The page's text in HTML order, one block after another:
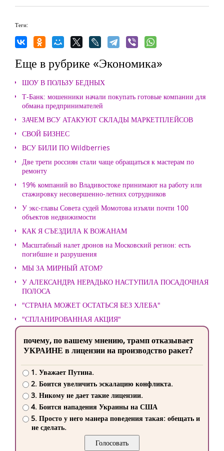
Теги:
Еще в рубрике «Экономика»
ШОУ В ПОЛЬЗУ БЕДНЫХ
Т-Банк: мошенники начали покупать готовые компании для
обмана предпринимателей
ЗАЧЕМ ВСУ АТАКУЮТ СКЛАДЫ МАРКЕТПЛЕЙСОВ
СВОЙ БИЗНЕС
ВСУ БИЛИ ПО Wildberries
Две трети россиян стали чаще обращаться к мастерам по
ремонту
19% компаний во Владивостоке принимают на работу или
стажировку несовершенно-летних сотрудников
У экс-главы Совета судей Момотова изъяли почти 100
объектов недвижимости
КАК Я СЪЕЗДИЛА К ВОЖАНАМ
Масштабный налет дронов на Московский регион: есть
погибшие и разрушения
МЫ ЗА МИРНЫЙ АТОМ?
У АЛЕКСАНДРА НЕРАДЬКО НАСТУПИЛА ПОСАДОЧНАЯ
ПОЛОСА
"СТРАНА МОЖЕТ ОСТАТЬСЯ БЕЗ ХЛЕБА"
"СПЛАНИРОВАННАЯ АКЦИЯ"
почему, по вашему мнению, трамп отказывает
УКРАИНЕ в лицензии на производство ракет?
1. Уважает Путина.
2. Боится увеличить эскалацию конфликта.
3. Никому не дает такие лицензии.
4. Боится нападения Украины на США
5. Просто у него манера поведения такая: обещать и
не сделать.